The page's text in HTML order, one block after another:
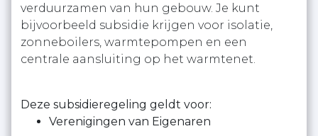
verduurzamen van hun gebouw. Je kunt
bijvoorbeeld subsidie krijgen voor isolatie,
zonneboilers, warmtepompen en een
centrale aansluiting op het warmtenet.
Deze subsidieregeling geldt voor:
Verenigingen van Eigenaren